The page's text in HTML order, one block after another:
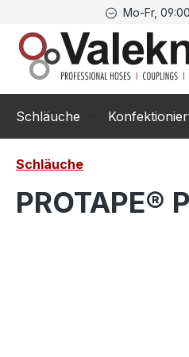
Zur Mo-Fr,
Schläuche
Schläuche
PROTAPE®